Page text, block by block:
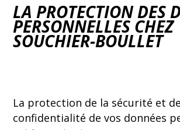
LA PROTECTION DES
PERSONNELLES CHEZ
SOUCHIER-BOULLET
La protection de la sécurité et
confidentialité de vos données